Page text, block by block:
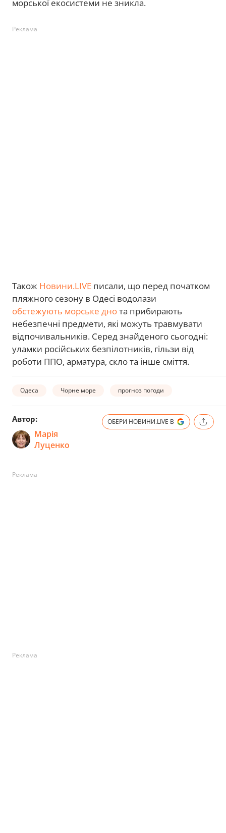
морської екосистеми не зникла.
Реклама
Також Новини.LIVE писали, що перед початком
пляжного сезону в Одесі водолази
обстежують морське днота прибирають
небезпечні предмети, які можуть травмувати
відпочивальників. Серед знайденого сьогодні:
уламки російських безпілотників, гільзи від
роботи ППО, арматура, скло та інше сміття.
Одеса Чорне море прогноз погоди
Автор:
Марія
Луценко
ОБЕРИ НОВИНИ.LIVE В
Реклама
Реклама